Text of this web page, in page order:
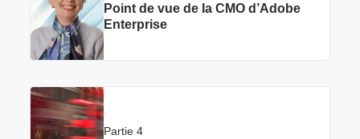
Point de vue de la CMO d’Adobe
Enterprise
Partie 4